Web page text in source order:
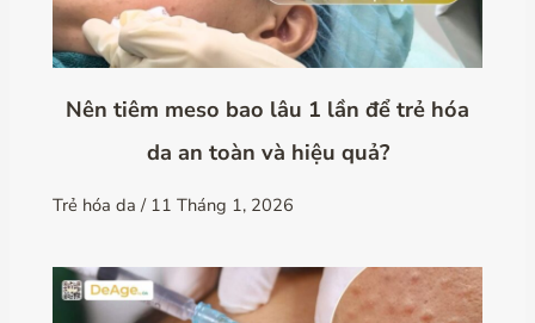
Nên tiêm meso bao lâu 1 lần để trẻ hóa
da an toàn và hiệu quả?
Trẻ hóa da / 11 Tháng 1, 2026